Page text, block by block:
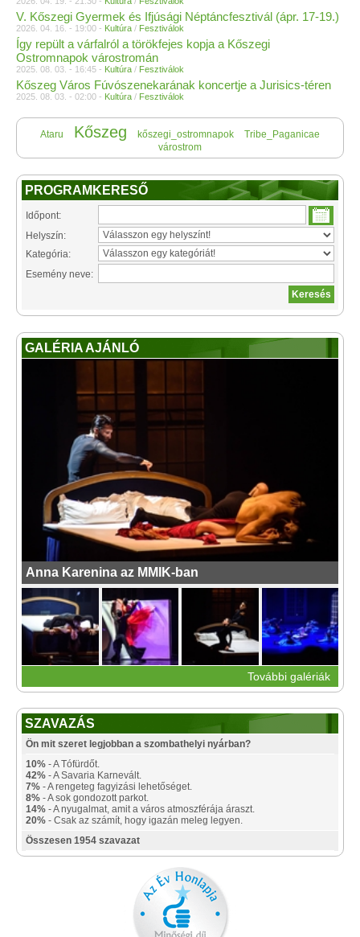
V. Kőszegi Gyermek és Ifjúsági Néptáncfesztivál (ápr. 17-19.)
2026. 04. 16. - 19:00 - Kultúra / Fesztiválok
Így repült a várfalról a törökfejes kopja a Kőszegi
Ostromnapok várostromán
2025. 08. 03. - 16:45 - Kultúra / Fesztiválok
Kőszeg Város Fúvószenekarának koncertje a Jurisics-téren
2025. 08. 03. - 02:00 - Kultúra / Fesztiválok
Ataru Kőszeg kőszegi_ostromnapok
Tribe_Paganicae
várostrom
PROGRAMKERESŐ
Időpont:
Helyszín:
Kategória:
Esemény neve:
GALÉRIA AJÁNLÓ
Anna Karenina az MMIK-ban
További galériák
SZAVAZÁS
Ön mit szeret legjobban a szombathelyi nyárban?
10% - A Tófürdőt.
42% - A Savaria Karnevált.
7% - A rengeteg fagyizási lehetőséget.
8% - A sok gondozott parkot.
14% - A nyugalmat, amit a város atmoszférája áraszt.
20% - Csak az számít, hogy igazán meleg legyen.
Összesen 1954 szavazat